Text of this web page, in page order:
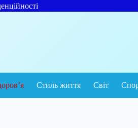
Стиль життя Світ